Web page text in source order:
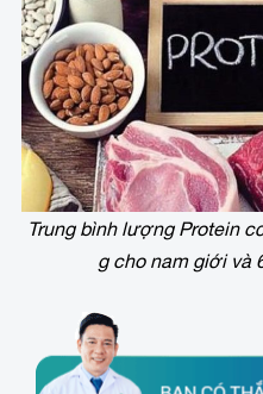
Trung bình lượng Protein
g cho nam giới và